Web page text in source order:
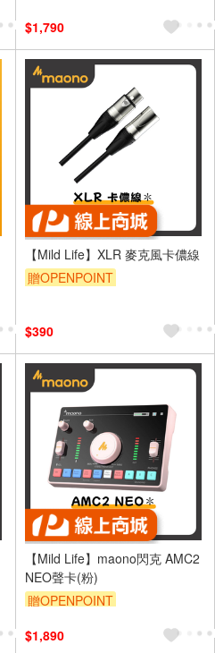
$1,790
【Mild Life】XLR 麥克風卡儂線
贈OPENPOINT
$390
【Mild Life】maono閃克 AMC2
NEO聲卡(粉)
贈OPENPOINT
$1,890